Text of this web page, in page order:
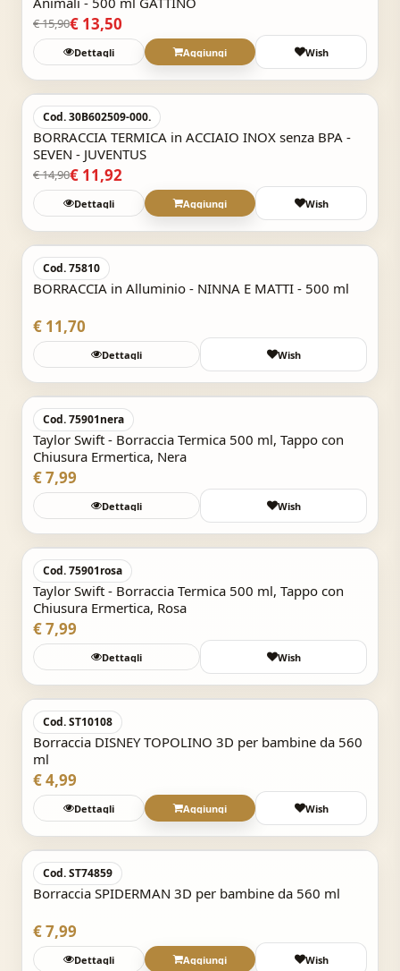
€ 15,90€ 13,50
Dettagli Aggiungi Wish
Acquisto Veloce
Cod. 30B602509-000.
BORRACCIA TERMICA in ACCIAIO INOX senza BPA -
SEVEN - JUVENTUS
€ 14,90€ 11,92
Dettagli Aggiungi Wish
Acquisto Veloce
Cod. 75810
BORRACCIA in Alluminio - NINNA E MATTI - 500 ml
€ 11,70
Dettagli Wish
Acquisto Veloce
Cod. 75901nera
Taylor Swift - Borraccia Termica 500 ml, Tappo con
Chiusura Ermertica, Nera
€ 7,99
Dettagli Wish
Acquisto Veloce
Cod. 75901rosa
Taylor Swift - Borraccia Termica 500 ml, Tappo con
Chiusura Ermertica, Rosa
€ 7,99
Dettagli Wish
Acquisto Veloce
Cod. ST10108
Borraccia DISNEY TOPOLINO 3D per bambine da 560
ml
€ 4,99
Dettagli Aggiungi Wish
Acquisto Veloce
Cod. ST74859
Borraccia SPIDERMAN 3D per bambine da 560 ml
€ 7,99
Dettagli Aggiungi Wish